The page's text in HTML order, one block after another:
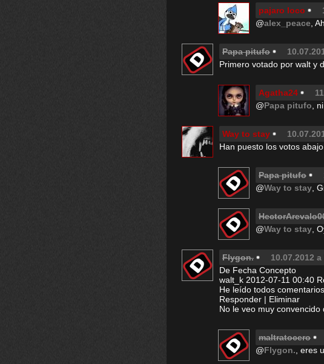
pajaro loco
@alex_peace ,
Papa pitufo
Primero votado por walt y
Agatha24
@Papa pitufo ,
Way to stay
Han puesto los votos
Papa pitufo
@Way to stay ,
@Way to stay ,
Flygon. 10.07.2012
De Fecha Concepto
walt_k 2012-07-11 00:40
He leído todos
Responder | Eliminar
No le veo muy convencido
maltratocero
@Flygon. , eres